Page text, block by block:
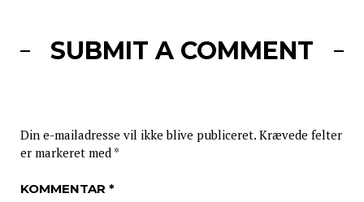
SUBMIT A COMMENT
Din e-mailadresse vil ikke blive publiceret. Krævede felter
er markeret med *
KOMMENTAR *